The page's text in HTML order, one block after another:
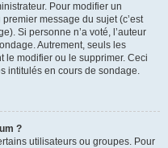
Pour modifier un
message du sujet (c’est
Si personne n’a voté, l’auteur
Autrement, seuls les
le modifier ou le supprimer. Ceci
intitulés en cours de sondage.
?
utilisateurs ou groupes. Pour